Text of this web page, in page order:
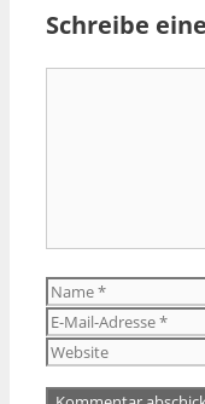
Schreibe
Name